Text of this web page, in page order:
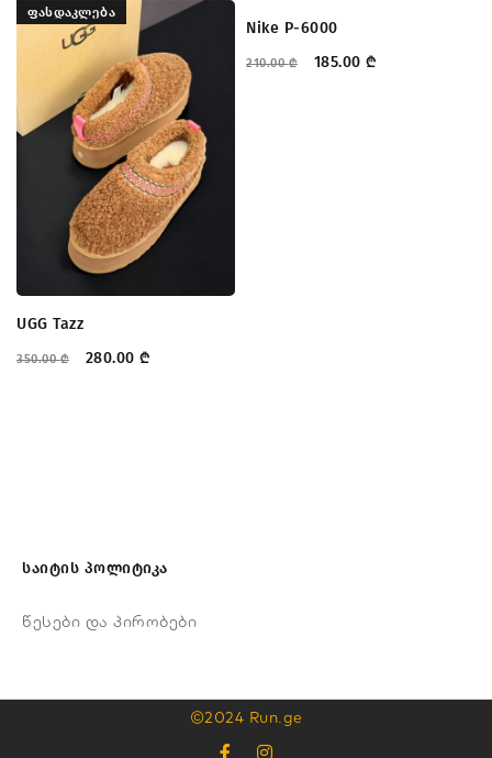
ᲤᲐᲡᲓᲐᲙᲚᲔᲑᲐ
UGG Tazz
350.00₾ 280.00 ₾
Nike P-6000
210.00₾ 185.00 ₾
საიტის პოლიტიკა
წესები და პირობები
©2024 Run.ge